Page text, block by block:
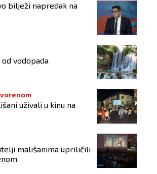
bilježi napredak na
od vodopada
uživali u kinu na
mališanima upriličili